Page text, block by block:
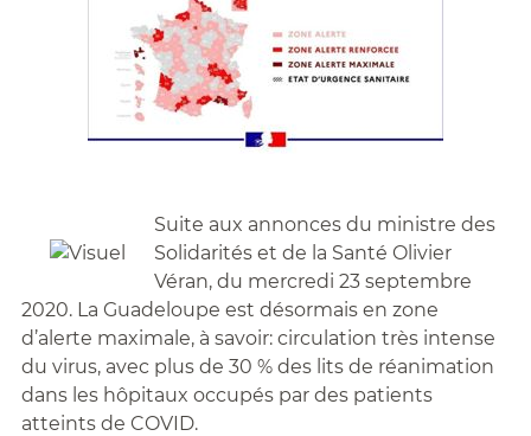
Suite aux annonces du ministre des
Solidarités et de la Santé Olivier
Véran, du mercredi 23 septembre
2020. La Guadeloupe est désormais en zone
d’alerte maximale, à savoir: circulation très intense
du virus, avec plus de 30 % des lits de réanimation
dans les hôpitaux occupés par des patients
atteints de COVID.